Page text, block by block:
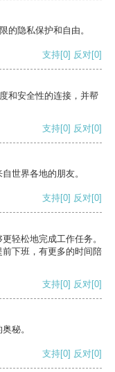
的隐私保护和自由。
支持[0] 反对[0]
和安全性的连接，并帮
支持[0] 反对[0]
世界各地的朋友。
支持[0] 反对[0]
轻松地完成工作任务。
下班，有更多的时间陪
支持[0] 反对[0]
秘。
支持[0] 反对[0]